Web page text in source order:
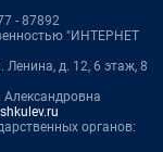
- 87892
"ИНТЕРНЕТ
Ленина, д. 12, 6 этаж, 8
органов: